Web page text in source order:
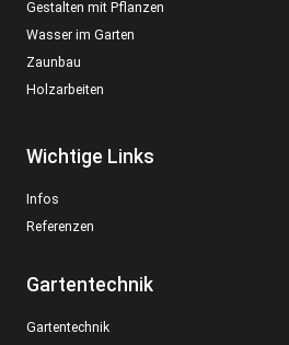
Gestalten mit Pflanzen
Wasser im Garten
Zaunbau
Holzarbeiten
Wichtige Links
Infos
Referenzen
Gartentechnik
Gartentechnik